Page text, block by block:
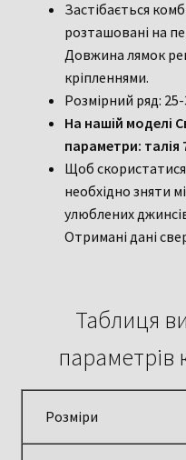
Застібається
розташовані на
Довжина лямок
кріпленнями.
Розмірний ряд: 25-
На нашій моделі
параметри: талія
Щоб
необхідно зняти
улюблених
Отримані дані
Таблиця
параметрів
Розміри